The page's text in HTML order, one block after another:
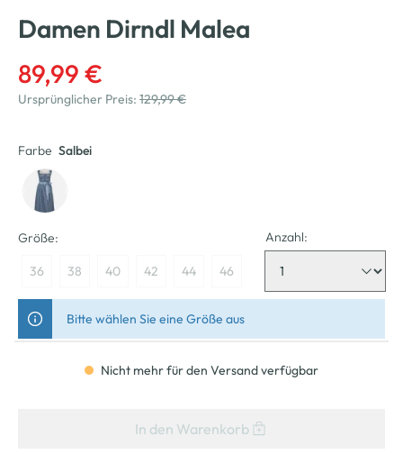
Damen Dirndl Malea
89,99 €
Ursprünglicher Preis: 129,99 €
Farbe Salbei
Größe:
36 38 40 42 44 46
Anzahl:
Bitte wählen Sie eine Größe aus
Nicht mehr für den Versand verfügbar
In den Warenkorb